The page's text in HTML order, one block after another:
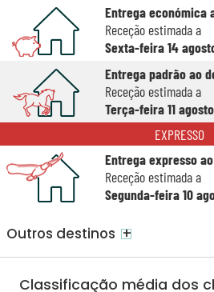
Classificação média dos
Entrega económica
Receção estimada a
Sexta-feira 14
Entrega padrão ao
Receção estimada a
Terça-feira 11
EXPRESSO
Entrega expresso
Receção estimada a
Segunda-feira 10
Outros destinos +